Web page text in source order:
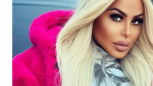
WN
MALUT
WN
DAIRI
WN